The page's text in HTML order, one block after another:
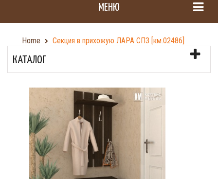
МЕНЮ
Home Секция в прихожую ЛАРА СП3 [км.02486]
КАТАЛОГ